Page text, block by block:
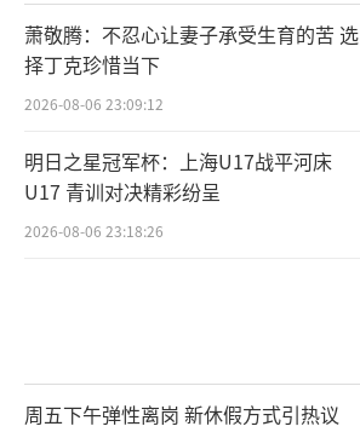
萧敬腾：不忍心让妻子承受生育的苦 选
择丁克珍惜当下
2026-08-06 23:09:12
明日之星冠军杯：上海U17战平河床
U17 青训对决精彩纷呈
2026-08-06 23:18:26
周五下午弹性离岗 新休假方式引热议